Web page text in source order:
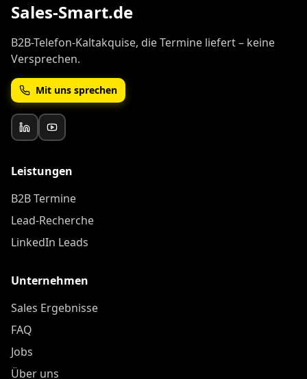
Sales-Smart.de
B2B-Telefon-Kaltakquise, die Termine liefert – keine
Versprechen.
Mit uns sprechen
Leistungen
B2B Termine
Lead-Recherche
LinkedIn Leads
Unternehmen
Sales Ergebnisse
FAQ
Jobs
Über uns